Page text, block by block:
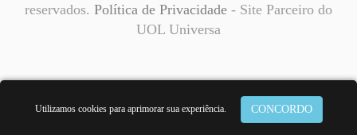
reservados. Política de Privacidade - Site Parceiro do
UOL Universa
Utilizamos cookies para aprimorar sua experiência.